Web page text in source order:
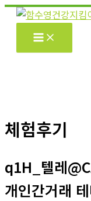
콘
기
체험후기
q1H_텔레
개인간거래